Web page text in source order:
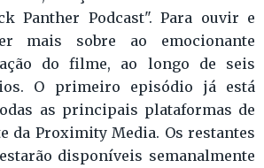
Panther Podcast". Para ouvir e
mais sobre ao emocionante
do filme, ao longo de seis
O primeiro episódio já está
as principais plataformas de
da Proximity Media. Os restantes
disponíveis semanalmente